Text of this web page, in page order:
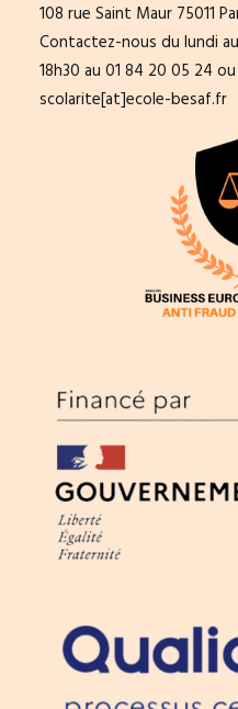
108 rue Saint Maur 75011
Contactez-nous du lundi
18h30 au 01 84 20 05 24 ou
scolarite[at]ecole-besaf.fr